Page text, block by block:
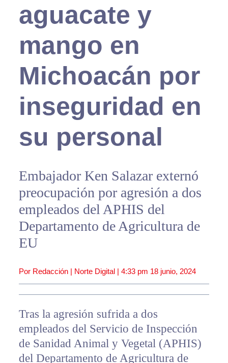
aguacate y
mango en
Michoacán por
inseguridad en
su personal
Embajador Ken Salazar externó
preocupación por agresión a dos
empleados del APHIS del
Departamento de Agricultura de
EU
Por Redacción | Norte Digital | 4:33 pm 18 junio, 2024
Tras la agresión sufrida a dos
empleados del Servicio de Inspección
de Sanidad Animal y Vegetal (APHIS)
del Departamento de Agricultura de